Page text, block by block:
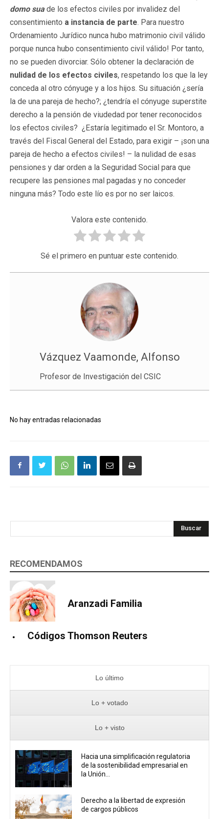
domo suade los efectos civiles por invalidez del
consentimiento a instancia de parte. Para nuestro
Ordenamiento Jurídico nunca hubo matrimonio civil válido
porque nunca hubo consentimiento civil válido! Por tanto,
no se pueden divorciar. Sólo obtener la declaración de
nulidad de los efectos civiles, respetando los que la ley
conceda al otro cónyuge y a los hijos. Su situación ¿sería
la de una pareja de hecho?; ¿tendría el cónyuge superstite
derecho a la pensión de viudedad por tener reconocidos
los efectos civiles? ¿Estaría legitimado el Sr. Montoro, a
través del Fiscal General del Estado, para exigir – ¡son una
pareja de hecho a efectos civiles! – la nulidad de esas
pensiones y dar orden a la Seguridad Social para que
recupere las pensiones mal pagadas y no conceder
ninguna más? Todo este lío es por no ser laicos.
Valora este contenido.
Sé el primero en puntuar este contenido.
Vázquez Vaamonde, Alfonso
Profesor de Investigación del CSIC
No hay entradas relacionadas
Buscar
RECOMENDAMOS
Aranzadi Familia
Códigos Thomson Reuters
Lo último
Lo + votado
Lo + visto
Hacia una simplificación regulatoria
de la sostenibilidad empresarial en
la Unión...
Derecho a la libertad de expresión
de cargos públicos